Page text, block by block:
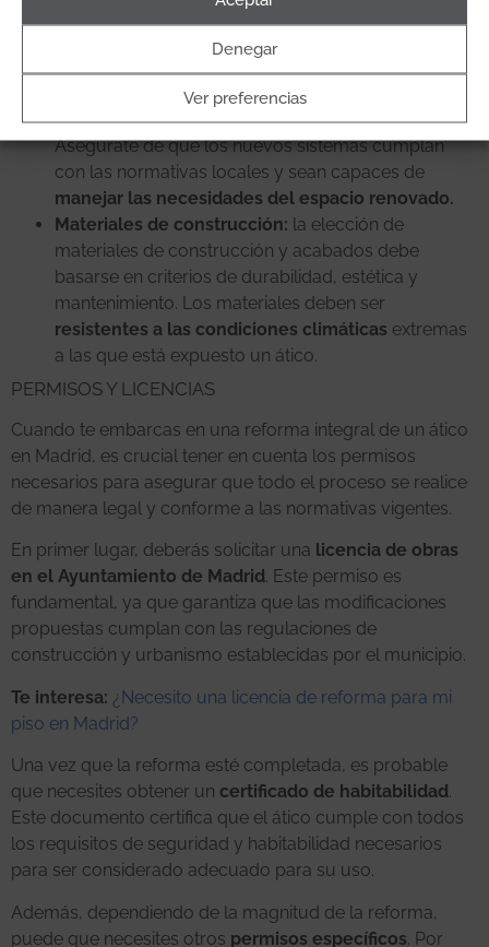
Denegar
Ver preferencias
incluyen:
Sistemas eléctricos y de fontanería:la
actualización de los sistemas eléctricos y de
fontanería es crucial en una reforma integral.
Asegúrate de que los nuevos sistemas cumplan
con las normativas locales y sean capaces de
manejar las necesidades del espacio renovado.
Materiales de construcción: la elección de
materiales de construcción y acabados debe
basarse en criterios de durabilidad, estética y
mantenimiento. Los materiales deben ser
resistentes a las condiciones climáticas extremas
a las que está expuesto un ático.
PERMISOS Y LICENCIAS
Cuando te embarcas en una reforma integral de un ático
en Madrid, es crucial tener en cuenta los permisos
necesarios para asegurar que todo el proceso se realice
de manera legal y conforme a las normativas vigentes.
En primer lugar, deberás solicitar una licencia de obras
en el Ayuntamiento de Madrid. Este permiso es
fundamental, ya que garantiza que las modificaciones
propuestas cumplan con las regulaciones de
construcción y urbanismo establecidas por el municipio.
Te interesa: ¿Necesito una licencia de reforma para mi
piso en Madrid?
Una vez que la reforma esté completada, es probable
que necesites obtener un certificado de habitabilidad.
Este documento certifica que el ático cumple con todos
los requisitos de seguridad y habitabilidad necesarios
para ser considerado adecuado para su uso.
Además, dependiendo de la magnitud de la reforma,
puede que necesites otros permisos específicos. Por